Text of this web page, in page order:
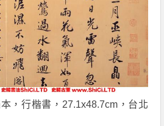
，行楷書，27.1x48.7cm，台北